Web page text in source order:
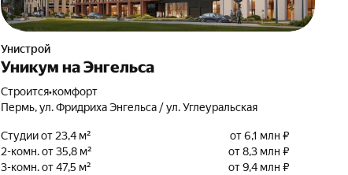
Унистрой
Уникум на Энгельса
Строится•комфорт
Пермь, ул. Фридриха Энгельса / ул. Углеуральская
Студии от 23,4 м²
от 6,1 млн ₽
2-комн. от 35,8 м²
от 8,3 млн ₽
3-комн. от 47,5 м²
от 9,4 млн ₽